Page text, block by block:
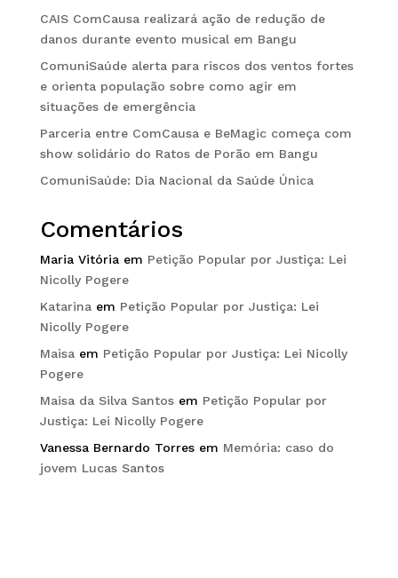
CAIS ComCausa realizará ação de redução de
danos durante evento musical em Bangu
ComuniSaúde alerta para riscos dos ventos fortes
e orienta população sobre como agir em
situações de emergência
Parceria entre ComCausa e BeMagic começa com
show solidário do Ratos de Porão em Bangu
ComuniSaúde: Dia Nacional da Saúde Única
Comentários
Maria Vitóriaem Petição Popular por Justiça: Lei
Nicolly Pogere
Katarinaem Petição Popular por Justiça: Lei
Nicolly Pogere
Maisaem Petição Popular por Justiça: Lei Nicolly
Pogere
Maisa da Silva Santosem Petição Popular por
Justiça: Lei Nicolly Pogere
Vanessa Bernardo Torresem Memória: caso do
jovem Lucas Santos